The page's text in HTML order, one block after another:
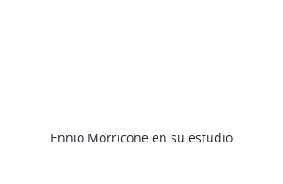
Ennio Morricone en su estudio